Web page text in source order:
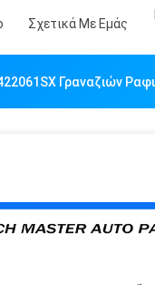
Σχετικά Με Εμάς
Γραναζιών